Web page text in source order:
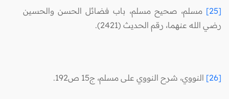
[25]
مسلم، صحيح مسلم، باب فضائل الحسن والحسين
رضي الله عنهما، رقم الحديث (2421).
[26] النووي، شرح النووي على مسلم، ج15 ص192.